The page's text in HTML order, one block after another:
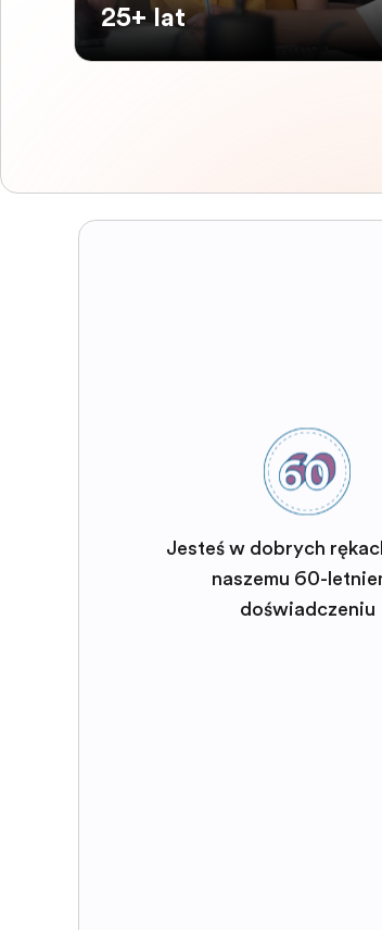
25+ lat
Jesteś w dobrych
naszemu 60-
doświadczeniu